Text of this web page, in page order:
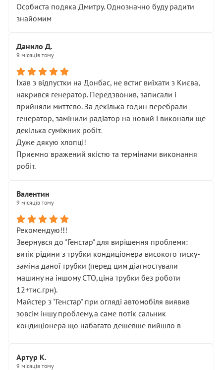
Особиста подяка Дмитру. Однозначно буду радити
знайомим
Данило Д.
9 місяців тому
Їхав з відпустки на Донбас, не встиг виїхати з Києва,
накрився генератор. Передзвонив, записали і
прийняли миттєво. За декілька годин перебрали
генератор, замінили радіатор на новий і виконали ще
декілька суміжних робіт.
Дуже дякую хлопці!
Приємно вражений якістю та термінами виконання
робіт.
Валентин
9 місяців тому
Рекомендую!!!
Звернувся до "Генстар" для вирішення проблеми:
витік рідини з трубки кондиціонера високого тиску-
заміна даної трубки (перед цим діагностували
машину на іншому СТО,ціна трубки без роботи
12+тис.грн).
Майстер з "Генстар" при огляді автомобіля виявив
зовсім іншу проблему,а саме потік сальник
кондиціонера що набагато дешевше вийшло в
підсумку.
Артур К.
9 місяців тому